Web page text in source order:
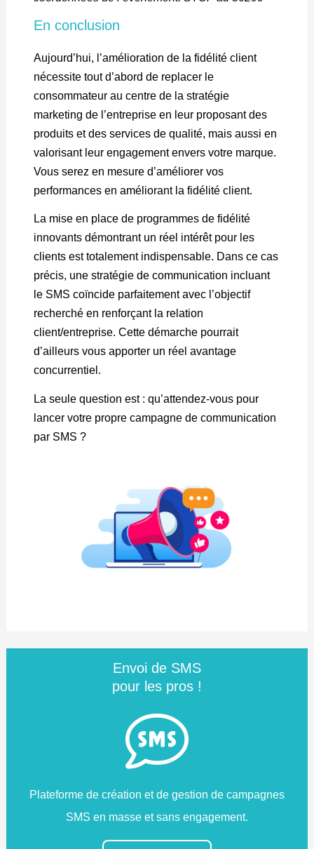
En conclusion
Aujourd’hui, l’amélioration de la fidélité client
nécessite tout d’abord de replacer le
consommateur au centre de la stratégie
marketing de l’entreprise en leur proposant des
produits et des services de qualité, mais aussi en
valorisant leur engagement envers votre marque.
Vous serez en mesure d’améliorer vos
performances en améliorant la fidélité client.
La mise en place de programmes de fidélité
innovants démontrant un réel intérêt pour les
clients est totalement indispensable. Dans ce cas
précis, une stratégie de communication incluant
le SMS coïncide parfaitement avec l’objectif
recherché en renforçant la relation
client/entreprise. Cette démarche pourrait
d’ailleurs vous apporter un réel avantage
concurrentiel.
La seule question est : qu’attendez-vous pour
lancer votre propre campagne de communication
par SMS ?
Envoi de SMS
pour les pros !
Plateforme de création et de gestion de campagnes
SMS en masse et sans engagement.